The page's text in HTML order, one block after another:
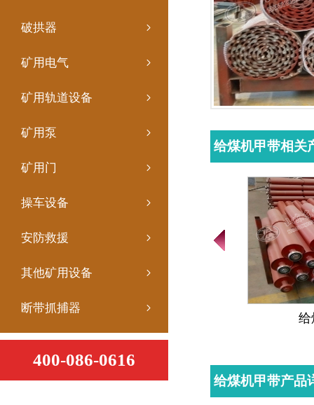
破拱器
矿用电气
矿用轨道设备
矿用泵
矿用门
操车设备
安防救援
其他矿用设备
断带抓捕器
400-086-0616
给煤机甲带相关
给
给煤机甲带产品